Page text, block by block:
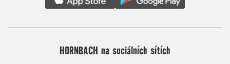
HORNBACH na sociálních sítích